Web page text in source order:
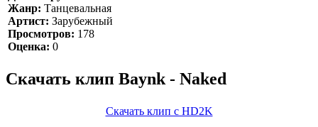
Жанр: Танцевальная
Артист: Зарубежный
Просмотров: 178
Оценка: 0
Скачать клип Baynk - Naked
Скачать клип с HD2K